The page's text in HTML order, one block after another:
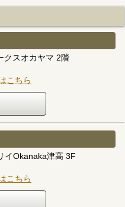
クスオカヤマ 2階
こちら
イOkanaka津高 3F
こちら